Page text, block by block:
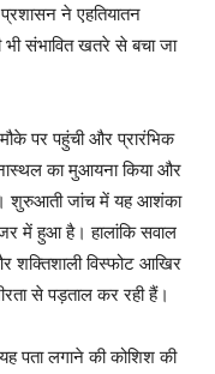
ने एहतियातन
भी संभावित खतरे से बचा जा
पर पहुंची और प्रारंभिक
का मुआयना किया और
शुरुआती जांच में यह आशंका
में हुआ है। हालांकि सवाल
शक्तिशाली विस्फोट आखिर
से पड़ताल कर रही हैं।
पता लगाने की कोशिश की